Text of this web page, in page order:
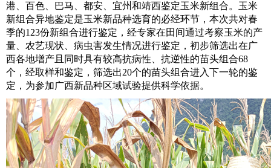
港、百色、巴马、都安、宜州和靖西鉴定玉米新组合。玉米
新组合异地鉴定是玉米新品种选育的必经环节，本次共对春
季的123份新组合进行鉴定，经专家在田间通过考察玉米的产
量、农艺现状、病虫害发生情况进行鉴定，初步筛选出在广
西各地增产且同时具有较高抗病性、抗逆性的苗头组合68
个，经取样和鉴定，筛选出20个的苗头组合进入下一轮的鉴
定，为参加广西新品种区域试验提供科学依据。